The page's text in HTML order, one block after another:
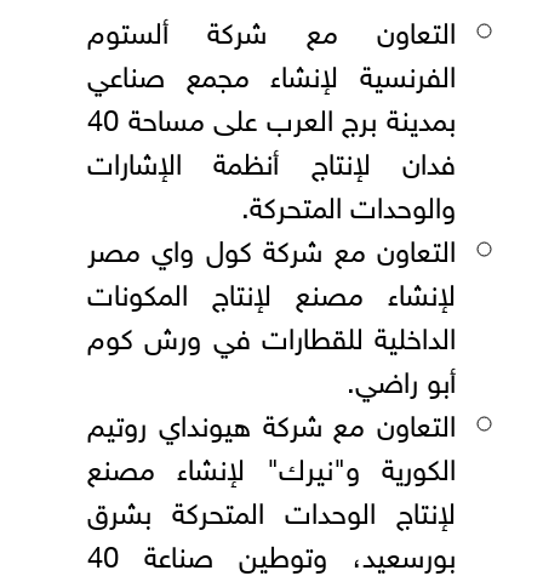
التعاون مع شركة ألستوم
الفرنسية لإنشاء مجمع صناعي
بمدينة برج العرب على مساحة 40
فدان لإنتاج أنظمة الإشارات
والوحدات المتحركة.
التعاون مع شركة كول واي مصر
لإنشاء مصنع لإنتاج المكونات
الداخلية للقطارات في ورش كوم
أبو راضي.
التعاون مع شركة هيونداي روتيم
الكورية و"نيرك" لإنشاء مصنع
لإنتاج الوحدات المتحركة بشرق
بورسعيد، وتوطين صناعة 40